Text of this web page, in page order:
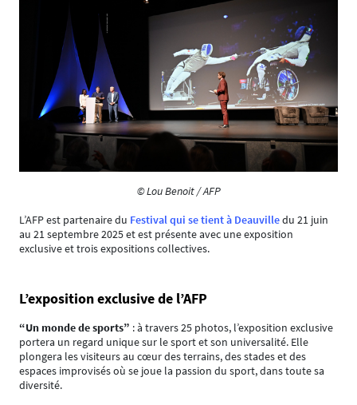
© Lou Benoit / AFP
L’AFP est partenaire du Festival qui se tient à Deauvilledu 21 juin
au 21 septembre 2025 et est présente avec une exposition
exclusive et trois expositions collectives.
L’exposition exclusive de l’AFP
“Un monde de sports” : à travers 25 photos, l’exposition exclusive
portera un regard unique sur le sport et son universalité. Elle
plongera les visiteurs au cœur des terrains, des stades et des
espaces improvisés où se joue la passion du sport, dans toute sa
diversité.